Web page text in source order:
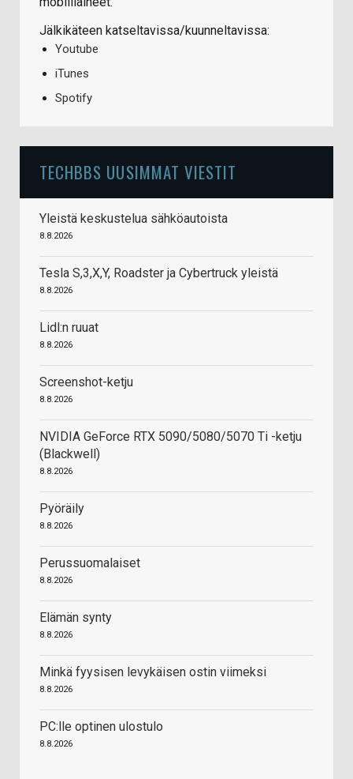
Jälkikäteen katseltavissa/kuunneltavissa:
Youtube
iTunes
Spotify
TECHBBS UUSIMMAT VIESTIT
Yleistä keskustelua sähköautoista
8.8.2026
Tesla S,3,X,Y, Roadster ja Cybertruck yleistä
8.8.2026
Lidl:n ruuat
8.8.2026
Screenshot-ketju
8.8.2026
NVIDIA GeForce RTX 5090/5080/5070 Ti -ketju
(Blackwell)
8.8.2026
Pyöräily
8.8.2026
Perussuomalaiset
8.8.2026
Elämän synty
8.8.2026
Minkä fyysisen levykäisen ostin viimeksi
8.8.2026
PC:lle optinen ulostulo
8.8.2026